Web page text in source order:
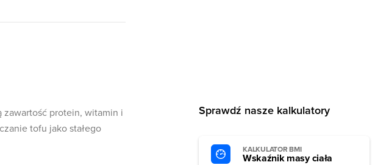
protein, witamin i
tofu jako stałego
Sprawdź nasze kalkulatory
KALKULATOR BMI
Wskaźnik masy ciała